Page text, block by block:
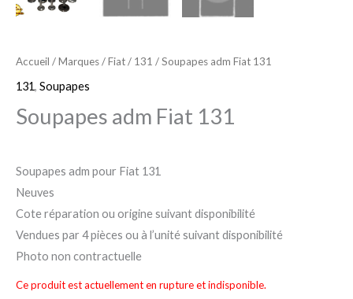
Accueil /Marques/Fiat/ 131 / Soupapes adm Fiat 131
131, Soupapes
Soupapes adm Fiat 131
Soupapes adm pour Fiat 131
Neuves
Cote réparation ou origine suivant disponibilité
Vendues par 4 pièces ou à l’unité suivant disponibilité
Photo non contractuelle
Ce produit est actuellement en rupture et indisponible.